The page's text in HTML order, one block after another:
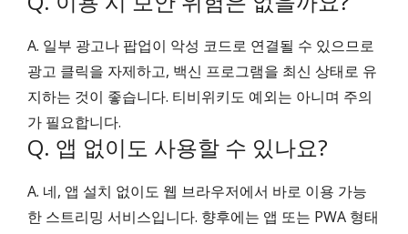
A. 일부 광고나 팝업이 악성 코드로 연결될 수 있으므로
광고 클릭을 자제하고, 백신 프로그램을 최신 상태로 유
지하는 것이 좋습니다. 티비위키도 예외는 아니며 주의
가 필요합니다.
Q. 앱 없이도 사용할 수 있나요?
A. 네, 앱 설치 없이도 웹 브라우저에서 바로 이용 가능
한 스트리밍 서비스입니다. 향후에는 앱 또는 PWA 형태